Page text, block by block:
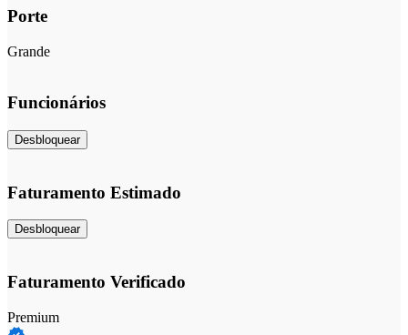
Porte
Grande
Funcionários
Desbloquear
Faturamento Estimado
Desbloquear
Faturamento Verificado
Premium